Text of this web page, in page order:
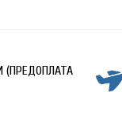
(ПРЕДОПЛАТА